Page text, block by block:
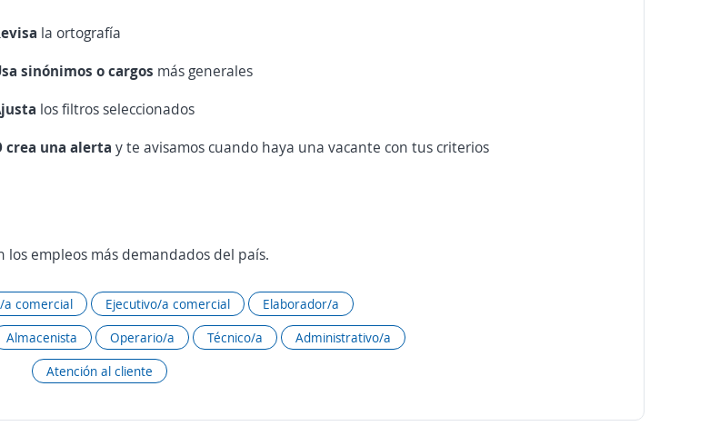
la ortografía
sinónimos o cargos más generales
los filtros seleccionados
crea una alertay te avisamos cuando haya una vacante con tus criterios
los empleos más demandados del país.
a comercial Ejecutivo/a comercial
Elaborador/a
Almacenista Operario/a Técnico/a
Administrativo/a
Atención al cliente